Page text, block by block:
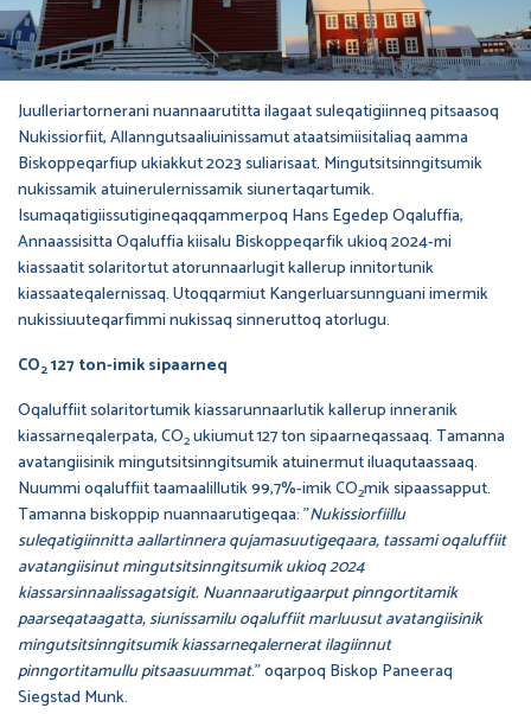
Juulleriartornerani nuannaarutitta ilagaat suleqatigiinneq pitsaasoq
Nukissiorfiit, Allanngutsaaliuinissamut ataatsimiisitaliaq aamma
Biskoppeqarfiup ukiakkut 2023 suliarisaat. Mingutsitsinngitsumik
nukissamik atuinerulernissamik siunertaqartumik.
Isumaqatigiissutigineqaqqammerpoq Hans Egedep Oqaluffia,
Annaassisitta Oqaluffia kiisalu Biskoppeqarfik ukioq 2024-mi
kiassaatit solaritortut atorunnaarlugit kallerup innitortunik
kiassaateqalernissaq. Utoqqarmiut Kangerluarsunnguani imermik
nukissiuuteqarfimmi nukissaq sinneruttoq atorlugu.
CO2127 ton-imik sipaarneq
Oqaluffiit solaritortumik kiassarunnaarlutik kallerup inneranik
kiassarneqalerpata, CO2ukiumut 127 ton sipaarneqassaaq. Tamanna
avatangiisinik mingutsitsinngitsumik atuinermut iluaqutaassaaq.
Nuummi oqaluffiit taamaalillutik 99,7%-imik CO2mik sipaassapput.
Tamanna biskoppip nuannaarutigeqaa: ”Nukissiorfiillu
suleqatigiinnitta aallartinnera qujamasuutigeqaara, tassami oqaluffiit
avatangiisinut mingutsitsinngitsumik ukioq 2024
kiassarsinnaalissagatsigit. Nuannaarutigaarput pinngortitamik
paarseqataagatta, siunissamilu oqaluffiit marluusut avatangiisinik
mingutsitsinngitsumik kiassarneqalernerat ilagiinnut
pinngortitamullu pitsaasuummat.” oqarpoq Biskop Paneeraq
Siegstad Munk.